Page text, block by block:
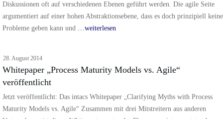
Diskussionen oft auf verschiedenen Ebenen geführt werden. Die agile Seite
argumentiert auf einer hohen Abstraktionsebene, dass es doch prinzipiell keine
Probleme geben kann und …weiterlesen
28. August 2014
Whitepaper „Process Maturity Models vs. Agile“
veröffentlicht
Jetzt veröffentlicht: Das intacs Whitepaper „Clarifying Myths with Process
Maturity Models vs. Agile“ Zusammen mit drei Mitstreitern aus anderen